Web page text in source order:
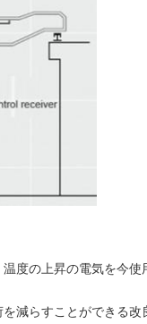
度の上昇の電気を今
減らすことができる改